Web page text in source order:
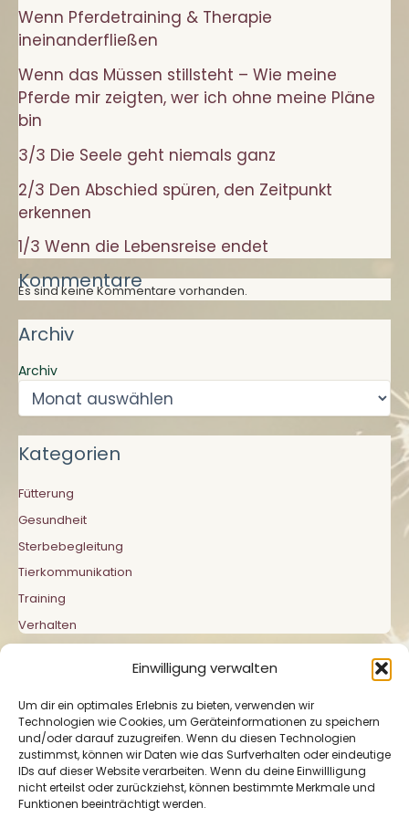
Einwilligung verwalten
Um dir ein optimales Erlebnis zu bieten, verwenden wir
Technologien wie Cookies, um Geräteinformationen zu speichern
und/oder darauf zuzugreifen. Wenn du diesen Technologien
zustimmst, können wir Daten wie das Surfverhalten oder eindeutige
IDs auf dieser Website verarbeiten. Wenn du deine Einwillligung
nicht erteilst oder zurückziehst, können bestimmte Merkmale und
Funktionen beeinträchtigt werden.
mir
zeigten,
wer
ich
ohne
meine
bin
Wenn Pferdetraining & Therapie
ineinanderfließen
Wenn das Müssen stillsteht – Wie meine
Pferde mir zeigten, wer ich ohne meine Pläne
bin
3/3 Die Seele geht niemals ganz
2/3 Den Abschied spüren, den Zeitpunkt
erkennen
1/3 Wenn die Lebensreise endet
Kommentare
Es sind keine Kommentare vorhanden.
Archiv
Archiv
Kategorien
Fütterung
Gesundheit
Sterbebegleitung
Tierkommunikation
Training
Verhalten
Impressum|Datenschutzerklärung|Cookie-
Richtlinie